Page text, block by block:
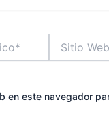
Web
en este navegador